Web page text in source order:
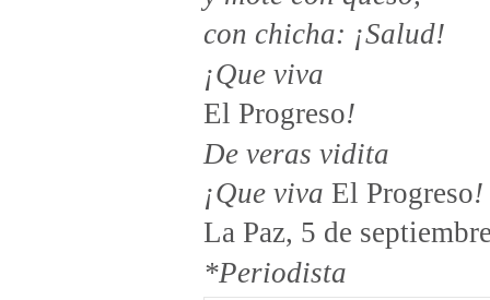
con chicha: ¡Salud!
¡Que viva
El Progreso!
De veras vidita
¡Que viva El Progreso!
La Paz, 5 de
*Periodista